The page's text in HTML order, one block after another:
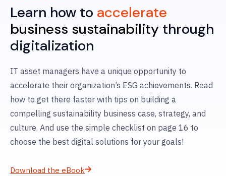
Learn how to accelerate
business sustainability through
digitalization
IT asset managers have a unique opportunity to
accelerate their organization’s ESG achievements. Read
how to get there faster with tips on building a
compelling sustainability business case, strategy, and
culture. And use the simple checklist on page 16 to
choose the best digital solutions for your goals!
Download the eBook